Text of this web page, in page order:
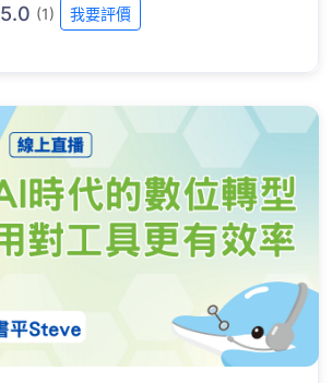
5.0 (1) 我要評價